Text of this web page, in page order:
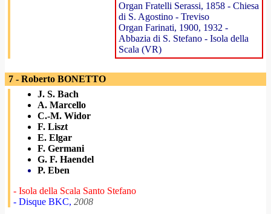
Organ Fratelli Serassi, 1858 - Chiesa
di S. Agostino - Treviso
Organ Farinati, 1900, 1932 -
Abbazia di S. Stefano - Isola della
Scala (VR)
7 - Roberto BONETTO
J. S. Bach
A. Marcello
C.-M. Widor
F. Liszt
E. Elgar
F. Germani
G. F. Haendel
P. Eben
- Isola della Scala Santo Stefano
- Disque BKC, 2008